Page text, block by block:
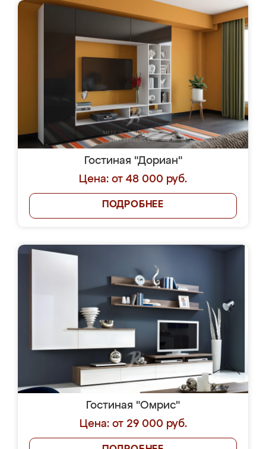
Гостиная "Дориан"
Цена: от 48 000 руб.
ПОДРОБНЕЕ
Гостиная "Омрис"
Цена: от 29 000 руб.